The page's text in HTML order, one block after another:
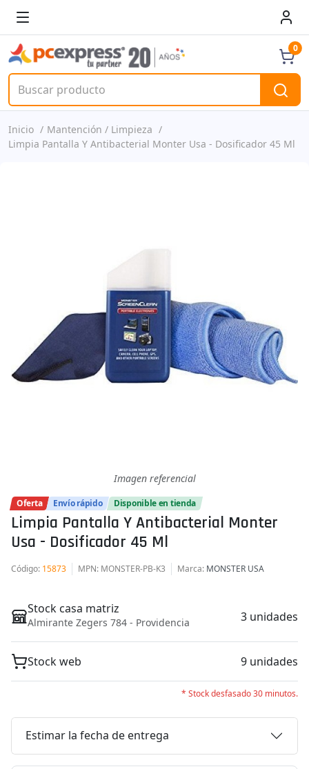
0
Inicio
Mantención / Limpieza
Limpia Pantalla Y Antibacterial Monter Usa - Dosificador 45 Ml
Imagen referencial
Oferta Envío rápido Disponible en tienda
Limpia Pantalla Y Antibacterial Monter
Usa - Dosificador 45 Ml
Código: 15873 MPN: MONSTER-PB-K3 Marca: MONSTER USA
Stock casa matriz
Almirante Zegers 784 - Providencia 3 unidades
Stock web 9 unidades
* Stock desfasado 30 minutos.
Estimar la fecha de entrega